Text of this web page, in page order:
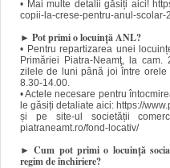
• Mai multe detalii găsiți aici!
copii-la-crese-pentru-anul-scolar-
► Pot primi o locuință ANL?
• Pentru repartizarea unei
Primăriei Piatra-Neamţ, la
zilele de luni până joi între orele
8.30-14.00.
• Actele necesare pentru
le găsiți detaliate aici: https://
și pe site-ul societății
piatraneamt.ro/fond-locativ/
► Cum pot primi o locuință
regim de închiriere?